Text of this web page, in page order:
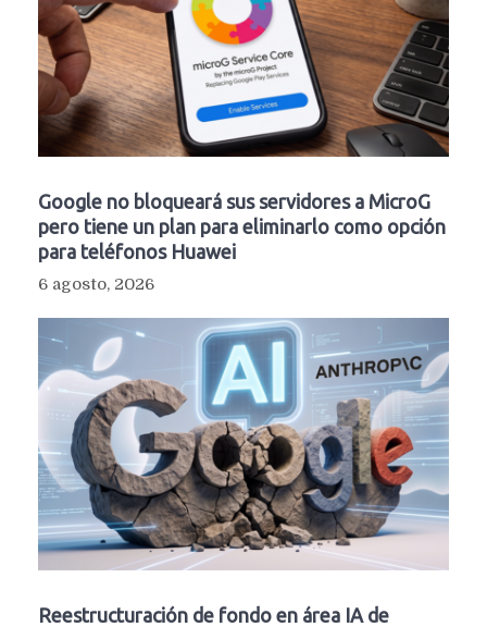
Google no bloqueará sus servidores a MicroG
pero tiene un plan para eliminarlo como opción
para teléfonos Huawei
6 agosto, 2026
Reestructuración de fondo en área IA de